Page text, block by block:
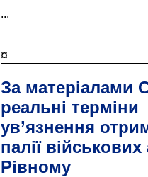
...
¤
За матеріалами
реальні терміни
ув’язнення
палії
Рівному